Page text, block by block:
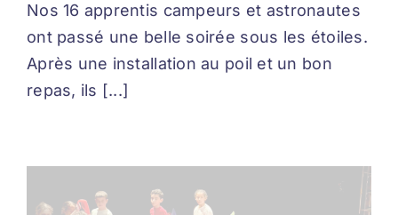
Nos 16 apprentis campeurs et astronautes
ont passé une belle soirée sous les étoiles.
Après une installation au poil et un bon
repas, ils [...]